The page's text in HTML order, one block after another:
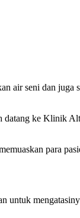
seni dan juga
datang ke Klinik
para
untuk